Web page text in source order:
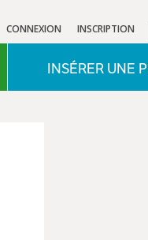
CONNEXION INSCRIPTION
INSÉRER UNE